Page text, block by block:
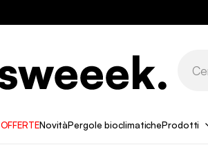
OFFERTENovitàPergole bioclimaticheProdotti